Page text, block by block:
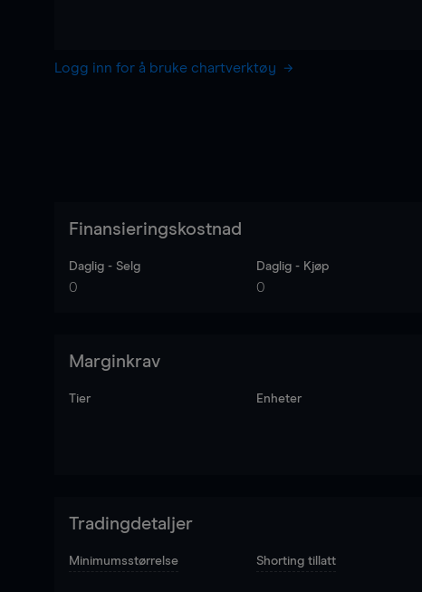
Logg inn for å bruke chartverktøy
Finansieringskostnad
Daglig - Selg
0
Daglig - Kjøp
0
Marginkrav
Tier Enheter
Tradingdetaljer
Minimumsstørrelse Shorting tillatt